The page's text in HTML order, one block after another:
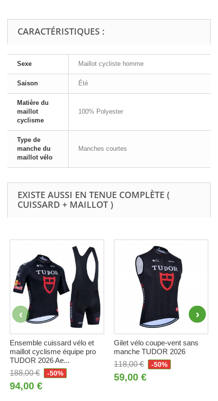
CARACTÉRISTIQUES :
Sexe Maillot cycliste homme
Saison Été
Matière du
maillot
cyclisme
100% Polyester
Type de
manche du
maillot vélo
Manches courtes
EXISTE AUSSI EN TENUE COMPLÈTE (
CUISSARD + MAILLOT )
Ensemble cuissard vélo et
maillot cyclisme équipe pro
TUDOR 2026 Ae...
188,00 €
-50%
94,00 €
Gilet vélo coupe-vent sans
manche TUDOR 2026
118,00 €
-50%
59,00 €